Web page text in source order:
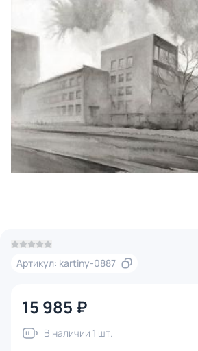
Артикул: kartiny-0887
15 985 ₽
В наличии 1 шт.